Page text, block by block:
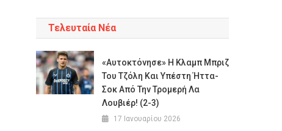
Τελευταία Νέα
«Αυτοκτόνησε» Η Κλαμπ Μπριζ
Του Τζόλη Και Υπέστη Ήττα-
Σοκ Από Την Τρομερή Λα
Λουβιέρ! (2-3)
17 Ιανουαρίου 2026